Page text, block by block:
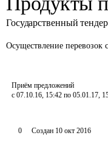
Государственный тендер
Осуществление перевозок
Приём предложений
с 07.10.16, 15:42 по 05.01.17,
0 Создан 10 окт 2016